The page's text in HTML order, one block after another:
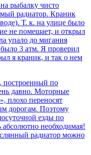
рыбалку чисто
радиатор. Краник
Т. к. на улице было
не помешает, и открыл
упало до мигания
было 3 атм. Я проверил
я краник, и так о нем
построенный по
давно. Моторные
плохо переносят
дорогам. Поэтому
езды по
необходимая!
радиатор можно